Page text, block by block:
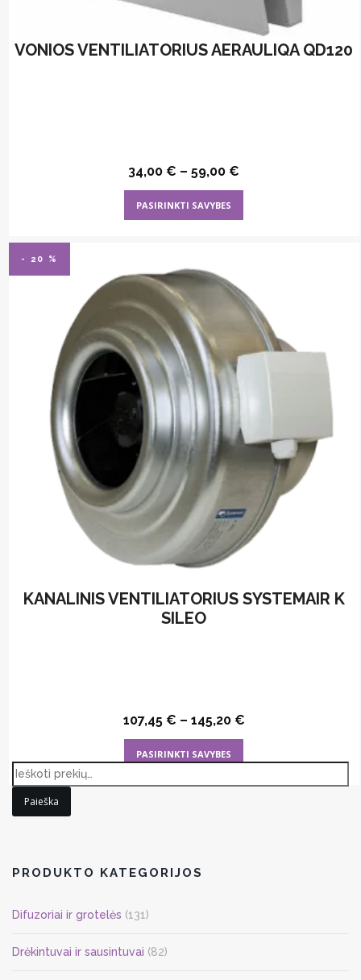
VONIOS VENTILIATORIUS AERAULIQA QD120
34,00 € –59,00 €
PASIRINKTI SAVYBES
product
The
options
may
product
- 20 %
KANALINIS VENTILIATORIUS SYSTEMAIR K
SILEO
107,45 € – 145,20 €
PASIRINKTI SAVYBES
has
Paieška
PRODUKTO KATEGORIJOS
Difuzoriai ir grotelės (131)
Drėkintuvai ir sausintuvai (82)